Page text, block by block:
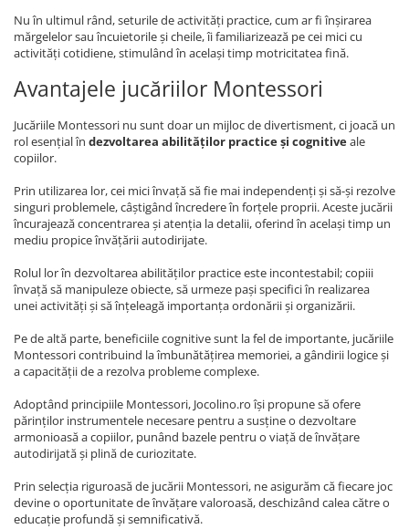
Nu în ultimul rând, seturile de activități practice, cum ar fi înșirarea
mărgelelor sau încuietorile și cheile, îi familiarizează pe cei mici cu
activități cotidiene, stimulând în același timp motricitatea fină.
Avantajele jucăriilor Montessori
Jucăriile Montessori nu sunt doar un mijloc de divertisment, ci joacă un
rol esențial în dezvoltarea abilităților practice și cognitiveale
copiilor.
Prin utilizarea lor, cei mici învață să fie mai independenți și să-și rezolve
singuri problemele, câștigând încredere în forțele proprii. Aceste jucării
încurajează concentrarea și atenția la detalii, oferind în același timp un
mediu propice învățării autodirijate.
Rolul lor în dezvoltarea abilităților practice este incontestabil; copiii
învață să manipuleze obiecte, să urmeze pași specifici în realizarea
unei activități și să înțeleagă importanța ordonării și organizării.
Pe de altă parte, beneficiile cognitive sunt la fel de importante, jucăriile
Montessori contribuind la îmbunătățirea memoriei, a gândirii logice și
a capacității de a rezolva probleme complexe.
Adoptând principiile Montessori, Jocolino.ro își propune să ofere
părinților instrumentele necesare pentru a susține o dezvoltare
armonioasă a copiilor, punând bazele pentru o viață de învățare
autodirijată și plină de curiozitate.
Prin selecția riguroasă de jucării Montessori, ne asigurăm că fiecare joc
devine o oportunitate de învățare valoroasă, deschizând calea către o
educație profundă și semnificativă.